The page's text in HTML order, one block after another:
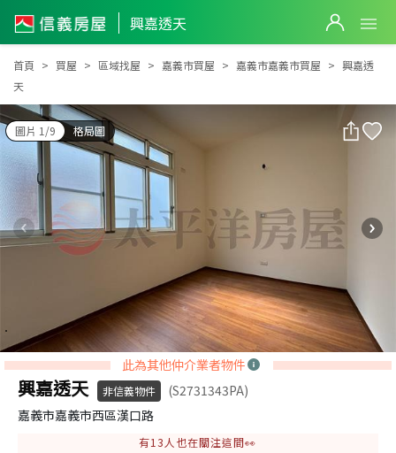
興嘉透天
首頁 買屋 區域找屋 嘉義市買屋 嘉義市嘉義市買屋
興嘉透
天
圖片 1/9 格局圖
此為其他仲介業者物件
興嘉透天 非信義物件
(S2731343PA)
嘉義市嘉義市西區漢口路
有13 人也在關注這間👀